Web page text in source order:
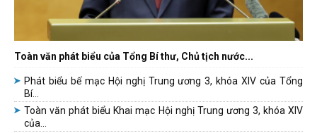
Toàn văn phát biểu của Tổng Bí thư, Chủ tịch nước...
Phát biểu bế mạc Hội nghị Trung ương 3, khóa XIV của Tổng
Bí...
Toàn văn phát biểu Khai mạc Hội nghị Trung ương 3, khóa XIV
của...